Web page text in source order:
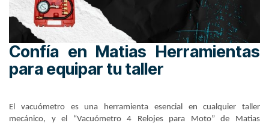
Confía en Matias Herramientas
para equipar tu taller
El vacuómetro es una herramienta esencial en cualquier taller
mecánico, y el “Vacuómetro 4 Relojes para Moto” de Matias